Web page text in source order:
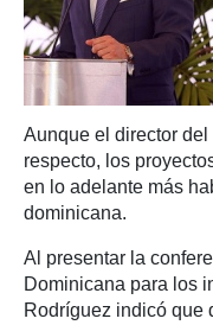
Aunque el director
respecto, los
en lo adelante más
dominicana.
Al presentar la
Dominicana para los
Rodríguez indicó que